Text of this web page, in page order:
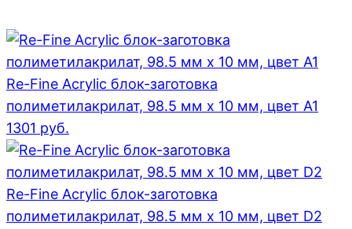
Re-Fine Acrylic блок-заготовка
полиметилакрилат, 98.5 мм x 10 мм, цвет A1
1301 руб.
Re-Fine Acrylic блок-заготовка
полиметилакрилат, 98.5 мм x 10 мм, цвет D2